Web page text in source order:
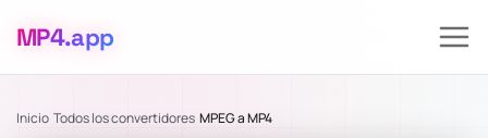
MP4.app
Inicio Todos los convertidores MPEG a MP4